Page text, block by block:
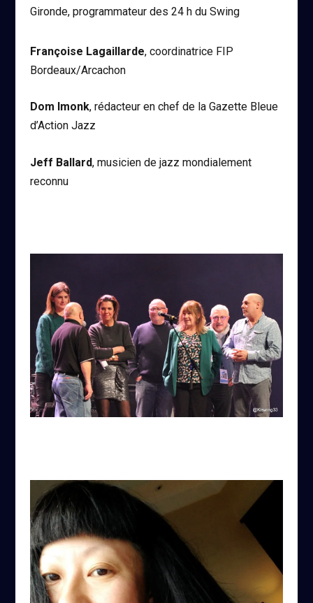
Gironde, programmateur des 24 h du Swing
Françoise Lagaillarde, coordinatrice FIP
Bordeaux/Arcachon
Dom Imonk, rédacteur en chef de la Gazette Bleue
d’Action Jazz
Jeff Ballard, musicien de jazz mondialement
reconnu